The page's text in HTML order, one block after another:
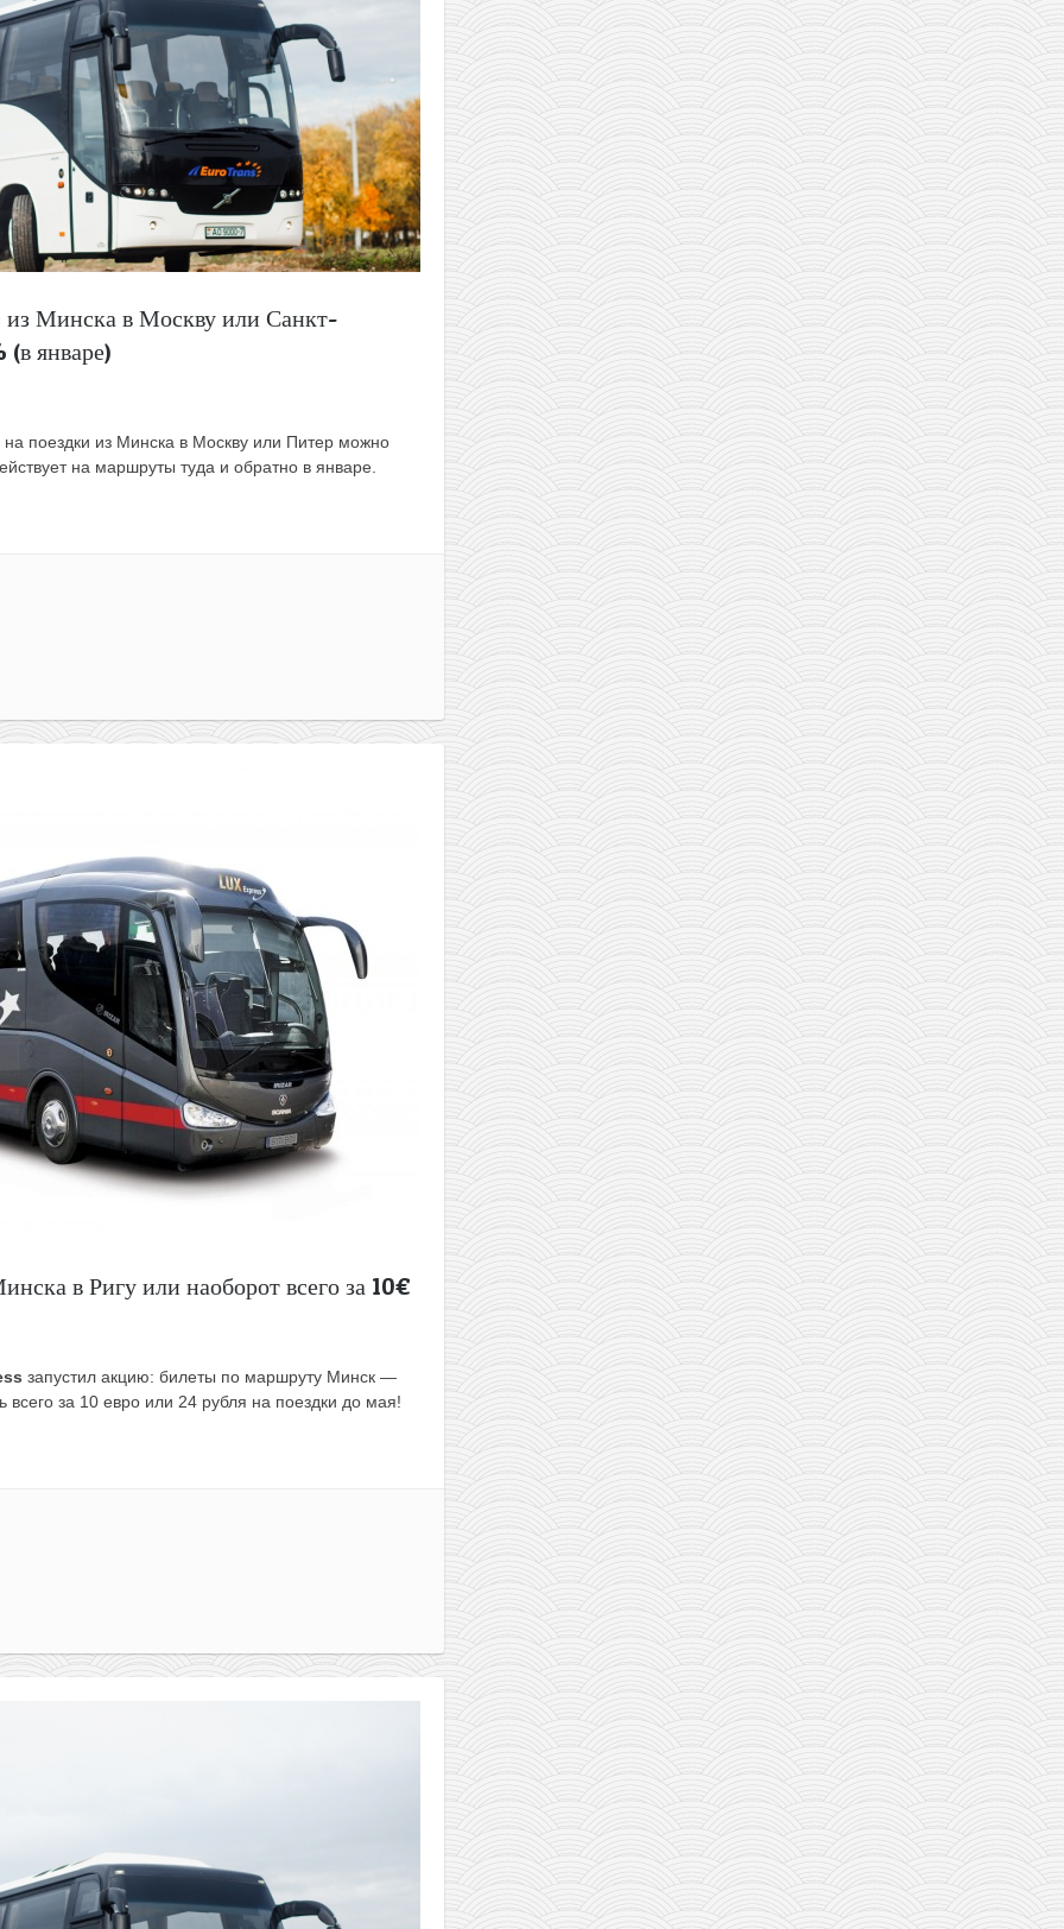
Минска в Москву или Санкт-
(в январе)
на поездки из Минска в Москву или Питер можно
на маршруты туда и обратно в январе.
в Ригу или наоборот всего за 10€
запустил акцию: билеты по маршруту Минск —
за 10 евро или 24 рубля на поездки до мая!